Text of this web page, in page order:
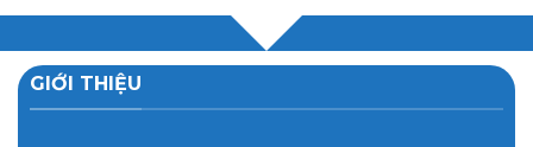
GIỚI THIỆU